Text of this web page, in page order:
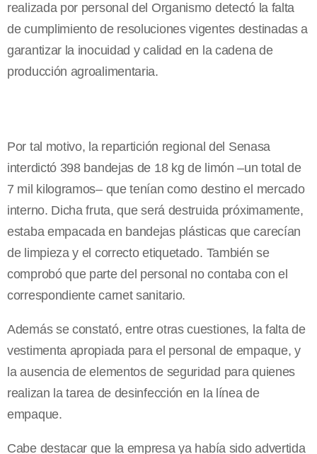
realizada por personal del Organismo detectó la falta
de cumplimiento de resoluciones vigentes destinadas a
garantizar la inocuidad y calidad en la cadena de
producción agroalimentaria.
Por tal motivo, la repartición regional del Senasa
interdictó 398 bandejas de 18 kg de limón –un total de
7 mil kilogramos– que tenían como destino el mercado
interno. Dicha fruta, que será destruida próximamente,
estaba empacada en bandejas plásticas que carecían
de limpieza y el correcto etiquetado. También se
comprobó que parte del personal no contaba con el
correspondiente carnet sanitario.
Además se constató, entre otras cuestiones, la falta de
vestimenta apropiada para el personal de empaque, y
la ausencia de elementos de seguridad para quienes
realizan la tarea de desinfección en la línea de
empaque.
Cabe destacar que la empresa ya había sido advertida